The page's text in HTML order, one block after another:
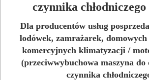
czynnika
Dla producentów usług
lodówek, zamrażarek,
komercyjnych klimatyzacji /
(przeciwwybuchowa maszyna do
czynnika